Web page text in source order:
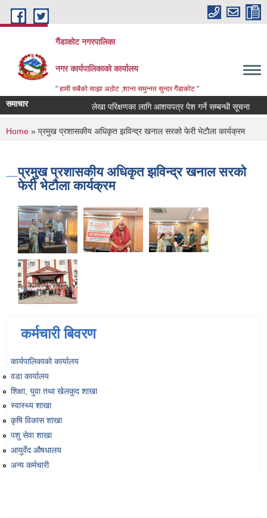
Skip to main content
गैंडाकोट नगरपालिका
नगर कार्यपालिकाको कार्यालय
" हामी सबैको साझा अठोट ,शान्त समुन्नत सुन्दर गैंडाकोट "
समाचार लेखा परिक्षणका लागि आशयपत्र पेश गर्ने सम्बन्धी सूचना
You are here
Home » प्रमुख प्रशासकीय अधिकृत झविन्द्र खनाल सरको फेरी भेटौला कार्यक्रम
प्रमुख प्रशासकीय अधिकृत झविन्द्र खनाल सरको
फेरी भेटौला कार्यक्रम
कर्मचारी बिवरण
कार्यपालिकाको कार्यालय
वडा कार्यालय
शिक्षा, युवा तथा खेलकुद शाखा
स्वास्थ्य शाखा
कृषि विकास शाखा
पशु सेवा शाखा
आयुर्वेद औषधालय
अन्य कर्मचारी